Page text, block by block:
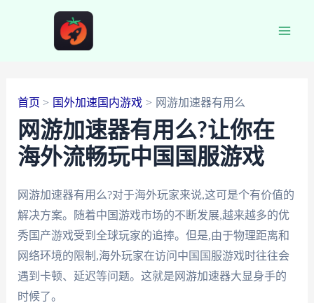
首页 国外加速国内游戏 网游加速器有用么
网游加速器有用么?让你在
海外流畅玩中国国服游戏
网游加速器有用么?对于海外玩家来说,这可是个有价值的
解决方案。随着中国游戏市场的不断发展,越来越多的优
秀国产游戏受到全球玩家的追捧。但是,由于物理距离和
网络环境的限制,海外玩家在访问中国国服游戏时往往会
遇到卡顿、延迟等问题。这就是网游加速器大显身手的
时候了。